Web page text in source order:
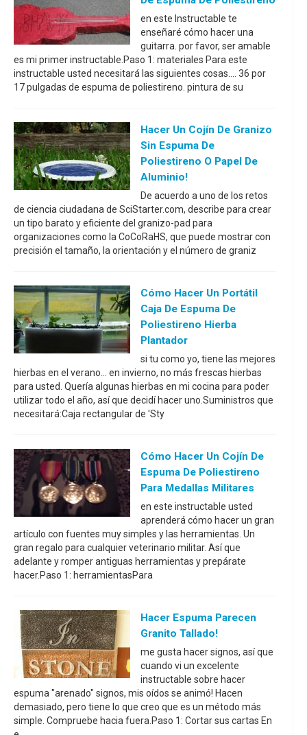
en este Instructable te
enseñaré cómo hacer una
guitarra. por favor, ser amable
es mi primer instructable.Paso 1: materiales Para este
instructable usted necesitará las siguientes cosas.... 36 por
17 pulgadas de espuma de poliestireno. pintura de su
Hacer Un Cojín De Granizo
Sin Espuma De
Poliestireno O Papel De
Aluminio!
De acuerdo a uno de los retos
de ciencia ciudadana de SciStarter.com, describe para crear
un tipo barato y eficiente del granizo-pad para
organizaciones como la CoCoRaHS, que puede mostrar con
precisión el tamaño, la orientación y el número de graniz
Cómo Hacer Un Portátil
Caja De Espuma De
Poliestireno Hierba
Plantador
si tu como yo, tiene las mejores
hierbas en el verano... en invierno, no más frescas hierbas
para usted. Quería algunas hierbas en mi cocina para poder
utilizar todo el año, así que decidí hacer uno.Suministros que
necesitará:Caja rectangular de 'Sty
Cómo Hacer Un Cojín De
Espuma De Poliestireno
Para Medallas Militares
en este instructable usted
aprenderá cómo hacer un gran
artículo con fuentes muy simples y las herramientas. Un
gran regalo para cualquier veterinario militar. Así que
adelante y romper antiguas herramientas y prepárate
hacer.Paso 1: herramientasPara
Hacer Espuma Parecen
Granito Tallado!
me gusta hacer signos, así que
cuando vi un excelente
instructable sobre hacer
espuma "arenado" signos, mis oídos se animó! Hacen
demasiado, pero tiene lo que creo que es un método más
simple. Compruebe hacia fuera.Paso 1: Cortar sus cartas En